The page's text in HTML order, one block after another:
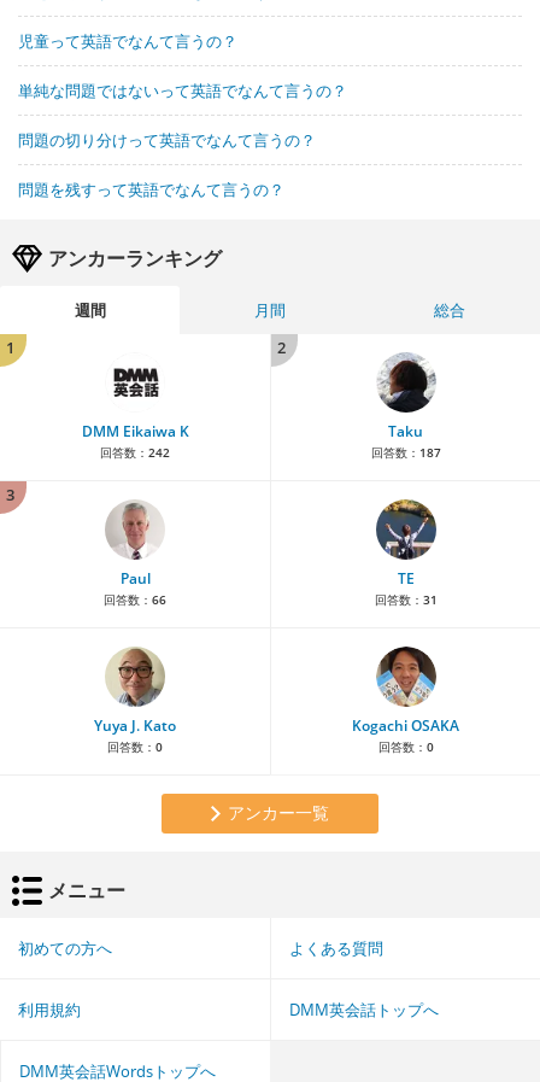
児童って英語でなんて言うの？
単純な問題ではないって英語でなんて言うの？
問題の切り分けって英語でなんて言うの？
問題を残すって英語でなんて言うの？
アンカーランキング
週間 月間
総合
1
DMM Eikaiwa K
回答数： 242
2
Taku
回答数： 187
3
Paul
回答数： 66
TE
回答数： 31
Yuya J. Kato
回答数： 0
Kogachi OSAKA
回答数： 0
アンカー一覧
メニュー
初めての方へ よくある質問
利用規約 DMM英会話トップへ
DMM英会話Wordsトップへ